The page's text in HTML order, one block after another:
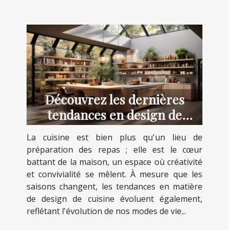
Découvrez les dernières
tendances en design de
cuisine pour 2023
La cuisine est bien plus qu'un lieu de
préparation des repas ; elle est le cœur
battant de la maison, un espace où créativité
et convivialité se mêlent. À mesure que les
saisons changent, les tendances en matière
de design de cuisine évoluent également,
reflétant l'évolution de nos modes de vie...